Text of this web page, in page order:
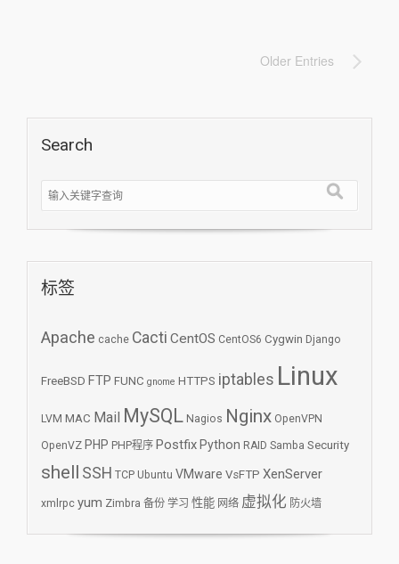
Older Entries
Search
标签
Apache cache Cacti CentOS CentOS6 Cygwin Django
FreeBSD FTP FUNC gnome HTTPS iptables Linux
LVM MAC Mail MySQL Nagios Nginx OpenVPN
OpenVZ PHP PHP程序 Postfix Python RAID Samba Security
shell SSH TCP Ubuntu VMware VsFTP XenServer
xmlrpc yum Zimbra 备份 学习 性能 网络 虚拟化 防火墙